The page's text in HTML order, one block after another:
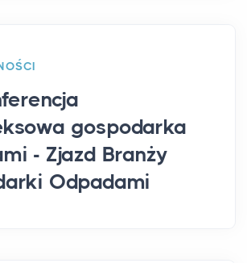
gospodarka
- Zjazd Branży
Odpadami